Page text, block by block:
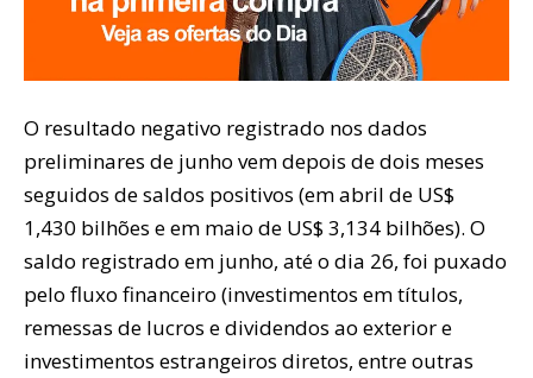
O resultado negativo registrado nos dados
preliminares de junho vem depois de dois meses
seguidos de saldos positivos (em abril de US$
1,430 bilhões e em maio de US$ 3,134 bilhões). O
saldo registrado em junho, até o dia 26, foi puxado
pelo fluxo financeiro (investimentos em títulos,
remessas de lucros e dividendos ao exterior e
investimentos estrangeiros diretos, entre outras